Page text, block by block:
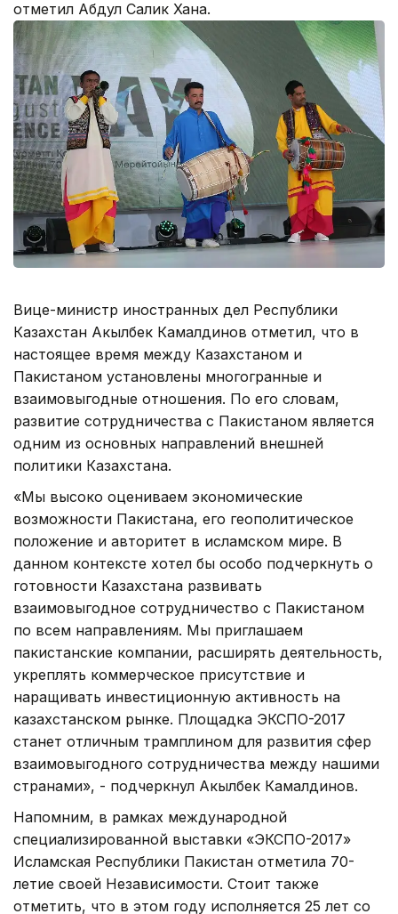
отметил Абдул Салик Хана.
Вице-министр иностранных дел Республики
Казахстан Акылбек Камалдинов отметил, что в
настоящее время между Казахстаном и
Пакистаном установлены многогранные и
взаимовыгодные отношения. По его словам,
развитие сотрудничества с Пакистаном является
одним из основных направлений внешней
политики Казахстана.
«Мы высоко оцениваем экономические
возможности Пакистана, его геополитическое
положение и авторитет в исламском мире. В
данном контексте хотел бы особо подчеркнуть о
готовности Казахстана развивать
взаимовыгодное сотрудничество с Пакистаном
по всем направлениям. Мы приглашаем
пакистанские компании, расширять деятельность,
укреплять коммерческое присутствие и
наращивать инвестиционную активность на
казахстанском рынке. Площадка ЭКСПО-2017
станет отличным трамплином для развития сфер
взаимовыгодного сотрудничества между нашими
странами», - подчеркнул Акылбек Камалдинов.
Напомним, в рамках международной
специализированной выставки «ЭКСПО-2017»
Исламская Республики Пакистан отметила 70-
летие своей Независимости. Стоит также
отметить, что в этом году исполняется 25 лет со